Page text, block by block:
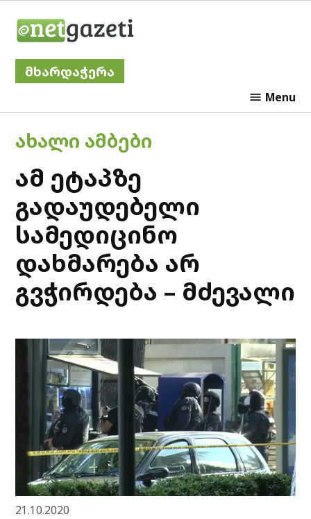
მხარდაჭერა
Menu
POSTED
IN
ᲐᲮᲐᲚᲘ ᲐᲛᲑᲔᲑᲘ
ამ ეტაპზე
გადაუდებელი
სამედიცინო
დახმარება არ
გვჭირდება – მძევალი
21.10.2020